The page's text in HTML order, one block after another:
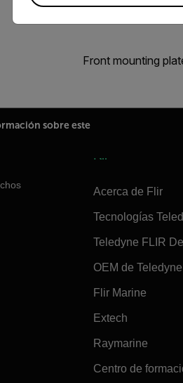
Front mounting
sobre este
Flir
Acerca de Flir
Tecnologías
Teledyne FLIR
OEM de
Flir Marine
Extech
Raymarine
Centro de